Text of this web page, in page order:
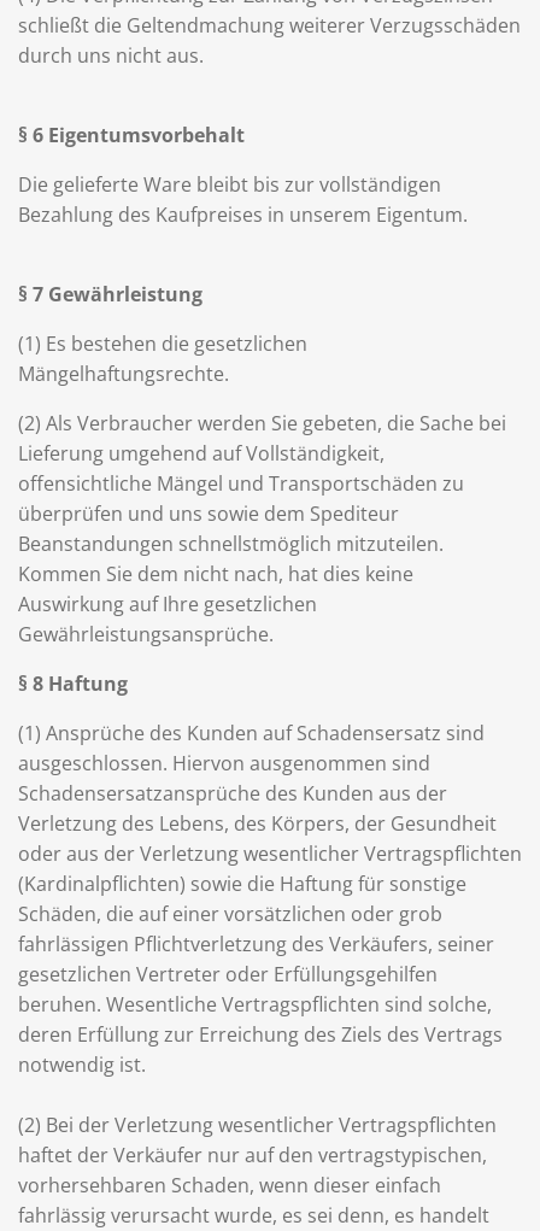
schließt die Geltendmachung weiterer Verzugsschäden
durch uns nicht aus.
§ 6 Eigentumsvorbehalt
Die gelieferte Ware bleibt bis zur vollständigen
Bezahlung des Kaufpreises in unserem Eigentum.
§ 7 Gewährleistung
(1) Es bestehen die gesetzlichen
Mängelhaftungsrechte.
(2) Als Verbraucher werden Sie gebeten, die Sache bei
Lieferung umgehend auf Vollständigkeit,
offensichtliche Mängel und Transportschäden zu
überprüfen und uns sowie dem Spediteur
Beanstandungen schnellstmöglich mitzuteilen.
Kommen Sie dem nicht nach, hat dies keine
Auswirkung auf Ihre gesetzlichen
Gewährleistungsansprüche.
§ 8 Haftung
(1) Ansprüche des Kunden auf Schadensersatz sind
ausgeschlossen. Hiervon ausgenommen sind
Schadensersatzansprüche des Kunden aus der
Verletzung des Lebens, des Körpers, der Gesundheit
oder aus der Verletzung wesentlicher Vertragspflichten
(Kardinalpflichten) sowie die Haftung für sonstige
Schäden, die auf einer vorsätzlichen oder grob
fahrlässigen Pflichtverletzung des Verkäufers, seiner
gesetzlichen Vertreter oder Erfüllungsgehilfen
beruhen. Wesentliche Vertragspflichten sind solche,
deren Erfüllung zur Erreichung des Ziels des Vertrags
notwendig ist.
(2) Bei der Verletzung wesentlicher Vertragspflichten
haftet der Verkäufer nur auf den vertragstypischen,
vorhersehbaren Schaden, wenn dieser einfach
fahrlässig verursacht wurde, es sei denn, es handelt